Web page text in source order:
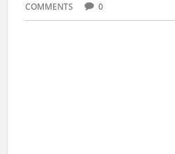
COMMENTS
0